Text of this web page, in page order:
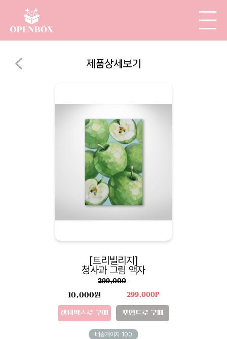
제품상세보기
[트리빌리지]
청사과 그림 액자
299,000
10,000원
랜덤박스로 구매
299,000P
포인트로 구매
배송게이지 100